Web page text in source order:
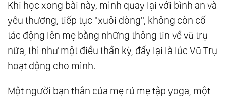
Khi học xong bài này, mình quay lại với bình an và
yêu thương, tiếp tục "xuôi dòng", không còn cố
tác động lên mẹ bằng những thông tin về vũ trụ
nữa, thì như một điều thần kỳ, đấy lại là lúc Vũ Trụ
hoạt động cho mình.
Một người bạn thân của mẹ rủ mẹ tập yoga, một